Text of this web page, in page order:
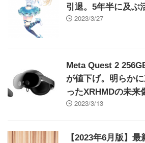
引退。5年半に及ぶ
2023/3/27
Meta Quest 2
が値下げ。明らか
ったXRHMDの未来
2023/3/13
【2023年6月版】最